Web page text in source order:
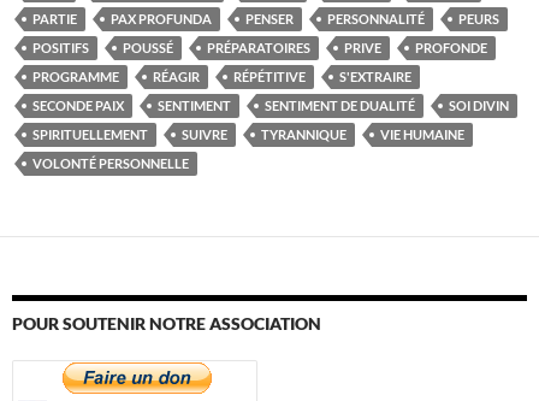
PARTIE
PAX PROFUNDA PENSER PERSONNALITÉ
PEURS
POSITIFS
POUSSÉ PRÉPARATOIRES PRIVE
PROFONDE
PROGRAMME
RÉAGIR RÉPÉTITIVE
S'EXTRAIRE
SECONDE PAIX
SENTIMENT SENTIMENT DE DUALITÉ
SOI DIVIN
SPIRITUELLEMENT
SUIVRE TYRANNIQUE
VIE HUMAINE
VOLONTÉ PERSONNELLE
POUR SOUTENIR NOTRE ASSOCIATION